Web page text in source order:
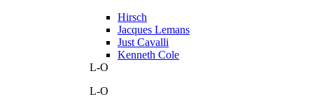
Hirsch
Jacques Lemans
Just Cavalli
Kenneth Cole
L-O
L-O